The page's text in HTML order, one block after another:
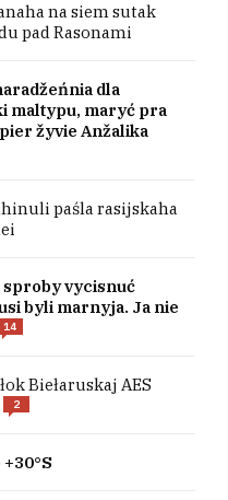
na siem sutak
pad Rasonami
dla
maltypu, maryć pra
žyvie Anžalika
paśla rasijskaha
sproby vycisnuć
byli marnyja. Ja nie
14
Biełaruskaj AES
2